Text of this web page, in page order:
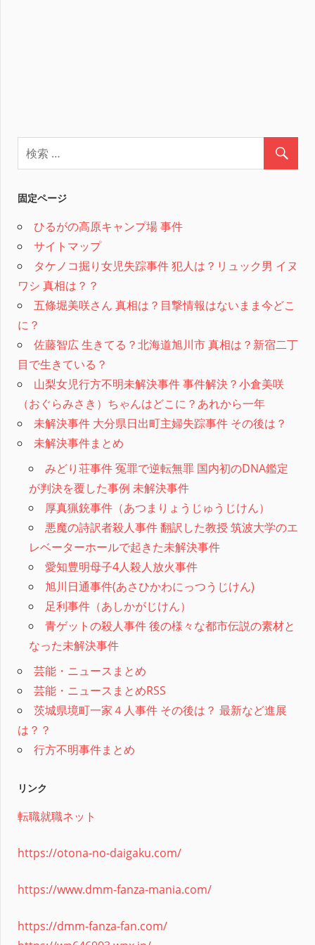
固定ページ
ひるがの高原キャンプ場 事件
サイトマップ
タケノコ掘り女児失踪事件 犯人は？リュック男 イヌ
ワシ 真相は？？
五條堀美咲さん 真相は？目撃情報はないまま今どこ
に？
佐藤智広 生きてる？北海道旭川市 真相は？新宿二丁
目で生きている？
山梨女児行方不明未解決事件 事件解決？小倉美咲
（おぐらみさき）ちゃんはどこに？あれから一年
未解決事件 大分県日出町主婦失踪事件 その後は？
未解決事件まとめ
みどり荘事件 冤罪で逆転無罪 国内初のDNA鑑定
が判決を覆した事例 未解決事件
厚真猟銃事件（あつまりょうじゅうじけん）
悪魔の詩訳者殺人事件 翻訳した教授 筑波大学のエ
レベーターホールで起きた未解決事件
愛知豊明母子4人殺人放火事件
旭川日通事件(あさひかわにっつうじけん)
足利事件（あしかがじけん）
青ゲットの殺人事件 後の様々な都市伝説の素材と
なった未解決事件
芸能・ニュースまとめ
芸能・ニュースまとめRSS
茨城県境町一家４人事件 その後は？ 最新など進展
は？？
行方不明事件まとめ
リンク
転職就職ネット
https://otona-no-daigaku.com/
https://www.dmm-fanza-mania.com/
https://dmm-fanza-fan.com/